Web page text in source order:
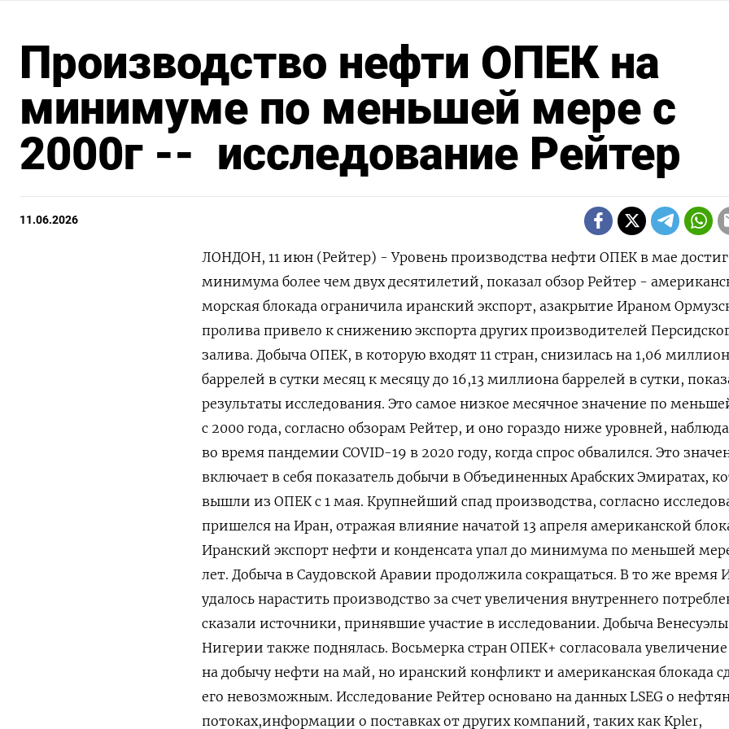
Производство нефти ОПЕК на
минимуме по меньшей мере с
2000г -- исследование Рейтер
11.06.2026
ЛОНДОН, 11 июн (Рейтер) - Уровень производства нефти ОПЕК в мае достиг
минимума более чем двух десятилетий, показал обзор Рейтер -
морская блокада ограничила ‌иранский экспорт, азакрытие Ираном
пролива привело к снижению экспорта других производителей
залива. Добыча ОПЕК, в которую входят 11 стран, снизилась ​на 1,06
баррелей ​в сутки ​месяц к месяцу ⁠до 16,13 миллиона баррелей в сутки,
‌результаты исследования. Это самое низкое ‌месячное значение по
с 2000 года, согласно обзорам Рейтер, ​и оно гораздо ниже уровней,
во время пандемии ‌COVID-19 в 2020 году, когда спрос обвалился. Это
включает в себя показатель добычи в Объединенных Арабских Эмиратах,
вышли из ОПЕК с 1 мая. Крупнейший спад производства, согласно
пришелся на Иран, отражая влияние начатой ​13 апреля американской
Иранский экспорт ‌нефти и конденсата упал до минимума по меньшей
лет. Добыча в Саудовской Аравии продолжила сокращаться. В то же время
удалось нарастить производство за счет увеличения внутреннего
сказали источники, принявшие участие в исследовании. Добыча
Нигерии также поднялась. Восьмерка стран ОПЕК+ согласовала
на добычу нефти на май, ​но иранский конфликт ⁠и американская блокада
его невозможным. Исследование Рейтер основано на данных LSEG о
потоках,информации ‌о поставках от других компаний, таких как Kpler,